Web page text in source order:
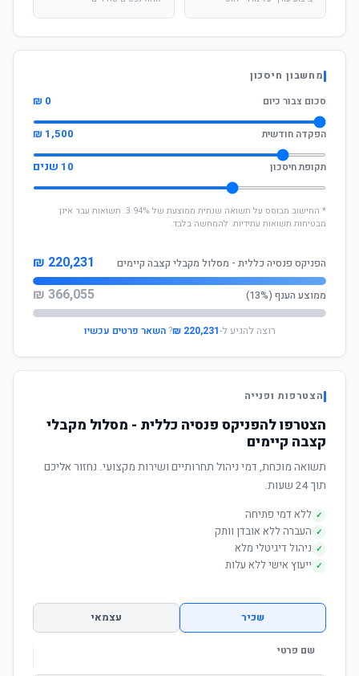
מחשבון חיסכון
סכום צבור כיום
0 ₪
הפקדה חודשית 1,500 ₪
תקופת חיסכון 10 שנים
* החישוב מבוסס על תשואה שנתית ממוצעת של 3.94%. תשואות עבר אינן
מבטיחות תשואות עתידיות. להמחשה בלבד.
הפניקס פנסיה כללית - מסלול מקבלי קצבה קיימים 220,231 ₪
ממוצע הענף (13%) 366,055 ₪
רוצה להגיע ל-220,231 ₪
?השאר פרטים עכשיו
הצטרפות ופנייה
הצטרפו להפניקס פנסיה כללית - מסלול מקבלי
קצבה קיימים
תשואה מוכחת, דמי ניהול תחרותיים ושירות מקצועי. נחזור אליכם
תוך 24 שעות.
✓ ללא דמי פתיחה
✓ העברה ללא אובדן וותק
✓ ניהול דיגיטלי מלא
✓ ייעוץ אישי ללא עלות
שכיר עצמאי
שם פרטי